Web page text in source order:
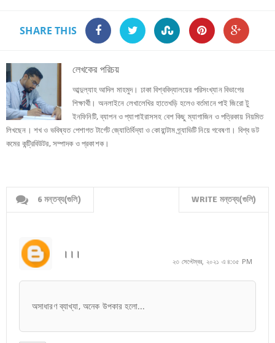
SHARE THIS
লেখকের পরিচয়
আব্দুল্যাহ আদিল মাহমুদ। ঢাকা বিশ্ববিদ্যালয়ের পরিসংখ্যান বিভাগের
শিক্ষার্থী। অনলাইনে লেখালেখির হাতেখড়ি হলেও বর্তমানে পাই জিরো টু
ইনফিনিটি, ব্যাপন ও প্যাপাইরাসসহ বেশ কিছু ম্যাগাজিন ও পত্রিকায় নিয়মিত
লিখছেন। শখ ও ভবিষ্যত পেশাগত টার্গেট জ্যোতির্বিদ্যা ও কোয়ান্টাম গ্র্যাভিটি নিয়ে গবেষণা। বিশ্ব ডট
কমের কন্ট্রিবিউটর, সম্পাদক ও প্রকাশক।
6 মন্তব্য(গুলি) WRITE মন্তব্য(গুলি)
।।।
২৩ সেপ্টেম্বর, ২০২১ এ ৪:৩৫ PM
অসাধারণ ব্যাখ্যা, অনেক উপকার হলো...